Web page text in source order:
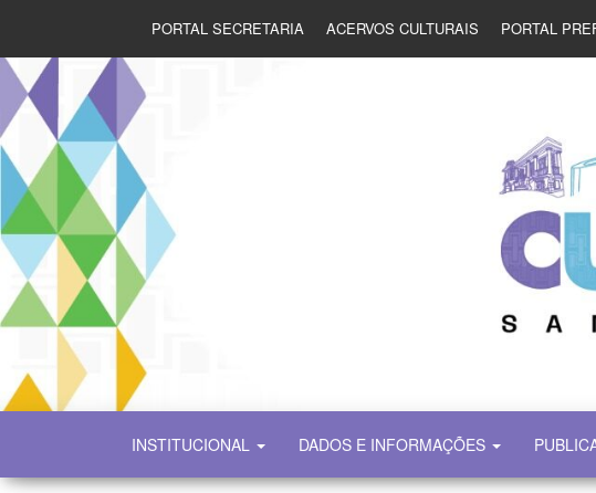
PORTAL SECRETARIA ACERVOS CULTURAIS PORTAL
SECULT
INSTITUCIONAL DADOS E INFORMAÇÕES